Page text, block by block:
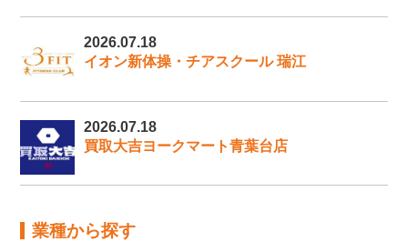
2026.07.18
イオン新体操・チアスクール 瑞江
2026.07.18
買取大吉ヨークマート青葉台店
業種から探す